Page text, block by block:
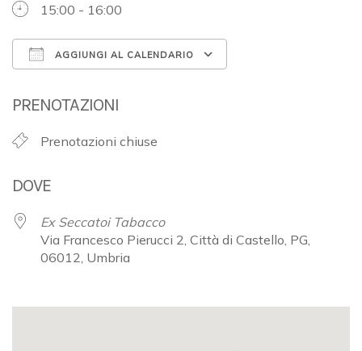
15:00 - 16:00
AGGIUNGI AL CALENDARIO
PRENOTAZIONI
Prenotazioni chiuse
DOVE
Ex Seccatoi Tabacco
Via Francesco Pierucci 2, Città di Castello, PG,
06012, Umbria